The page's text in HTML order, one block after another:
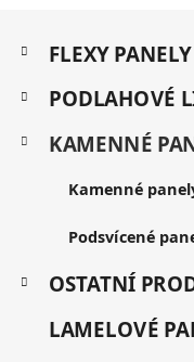
K
a
e
o
FLEXY PANELY
PODLAHOVÉ
KAMENNÉ
Kamenné
Podsvícené
OSTATNÍ
LAMELOVÉ